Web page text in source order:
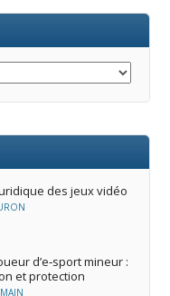
des jeux vidéo
d’e‑sport mineur :
et protection